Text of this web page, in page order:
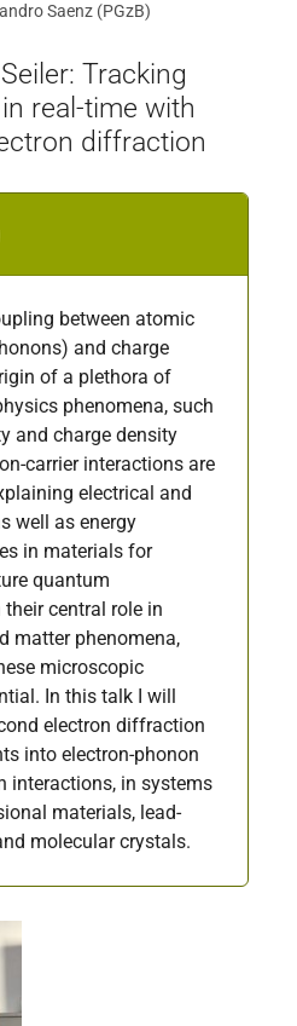
Saenz (PGzB)
Tracking
real-time with
diffraction
between atomic
and charge
of a plethora of
phenomena, such
and charge density
carrier interactions are
electrical and
well as energy
in materials for
quantum
central role in
matter phenomena,
microscopic
In this talk I will
electron diffraction
into electron-phonon
interactions, in systems
materials, lead-
molecular crystals.